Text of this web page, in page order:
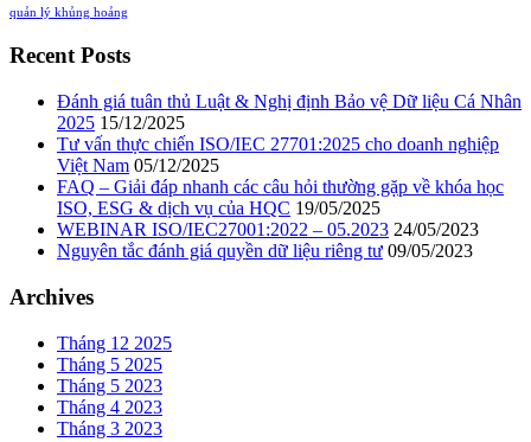
quản lý khủng hoảng
Recent Posts
Đánh giá tuân thủ Luật & Nghị định Bảo vệ Dữ liệu Cá Nhân
2025 15/12/2025
Tư vấn thực chiến ISO/IEC 27701:2025 cho doanh nghiệp
Việt Nam 05/12/2025
FAQ – Giải đáp nhanh các câu hỏi thường gặp về khóa học
ISO, ESG & dịch vụ của HQC 19/05/2025
WEBINAR ISO/IEC27001:2022 – 05.2023 24/05/2023
Nguyên tắc đánh giá quyền dữ liệu riêng tư 09/05/2023
Archives
Tháng 12 2025
Tháng 5 2025
Tháng 5 2023
Tháng 4 2023
Tháng 3 2023